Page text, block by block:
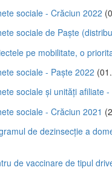
sociale - Crăciun 2022
sociale de Paște
pe mobilitate, o
sociale - Paște 2022
sociale și unități afiliate -
sociale - Crăciun 2021
de dezinsecție a
de vaccinare de tipul